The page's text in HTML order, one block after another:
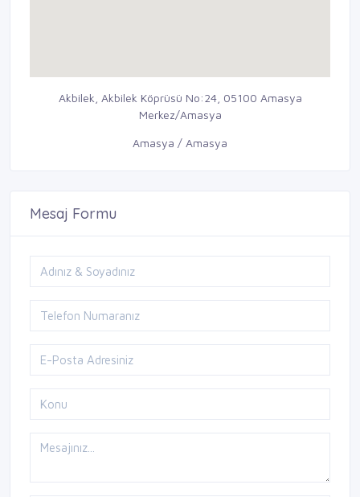
Akbilek, Akbilek Köprüsü No:24, 05100 Amasya
Merkez/Amasya
Amasya / Amasya
Mesaj Formu